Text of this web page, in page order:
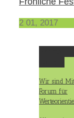
2 01, 2017
Wir sind
Forum für